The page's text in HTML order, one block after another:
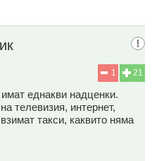
21
1
еднакви надценки.
телевизия, интернет,
такси, каквито няма